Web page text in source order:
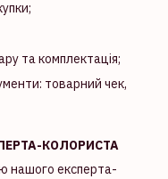
та комплектація;
товарний чек,
КОЛОРИСТА
нашого експерта-